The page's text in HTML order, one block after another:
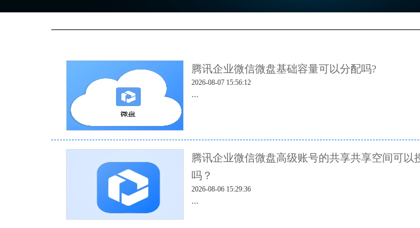
腾讯企业微信微盘基础容量可以分配吗?
2026-08-07 15:56:12
...
腾讯企业微信微盘高级账号的共享共享空间可以
吗？
2026-08-06 15:29:36
...